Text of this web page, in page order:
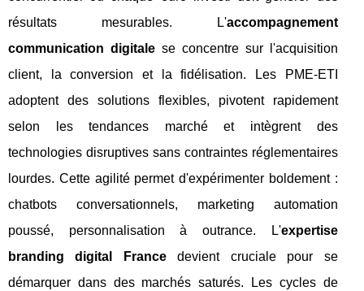
résultats mesurables. L'accompagnement
communication digitalese concentre sur l'acquisition
client, la conversion et la fidélisation. Les PME-ETI
adoptent des solutions flexibles, pivotent rapidement
selon les tendances marché et intègrent des
technologies disruptives sans contraintes réglementaires
lourdes. Cette agilité permet d'expérimenter boldement :
chatbots conversationnels, marketing automation
poussé, personnalisation à outrance. L'expertise
branding digital Francedevient cruciale pour se
démarquer dans des marchés saturés. Les cycles de